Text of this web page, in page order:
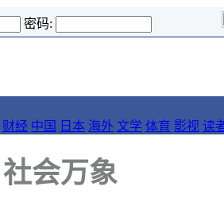
密码:
财经 中国 日本 海外 文学 体育 影视 读
社会万象